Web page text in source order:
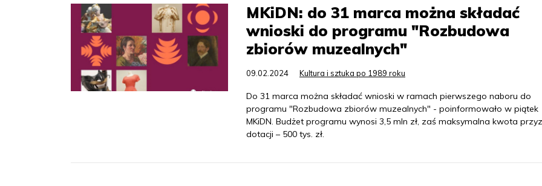
MKiDN: do 31 marca można składać
wnioski do programu "Rozbudowa
zbiorów muzealnych"
09.02.2024 Kultura i sztuka po 1989 roku
Do 31 marca można składać wnioski w ramach pierwszego naboru do
programu "Rozbudowa zbiorów muzealnych" - poinformowało w piątek
MKiDN. Budżet programu wynosi 3,5 mln zł, zaś maksymalna kwota
dotacji – 500 tys. zł.